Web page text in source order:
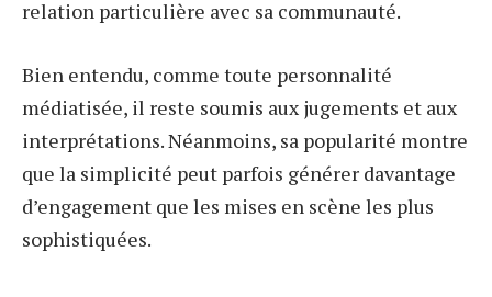
relation particulière avec sa communauté.
Bien entendu, comme toute personnalité
médiatisée, il reste soumis aux jugements et aux
interprétations. Néanmoins, sa popularité montre
que la simplicité peut parfois générer davantage
d’engagement que les mises en scène les plus
sophistiquées.